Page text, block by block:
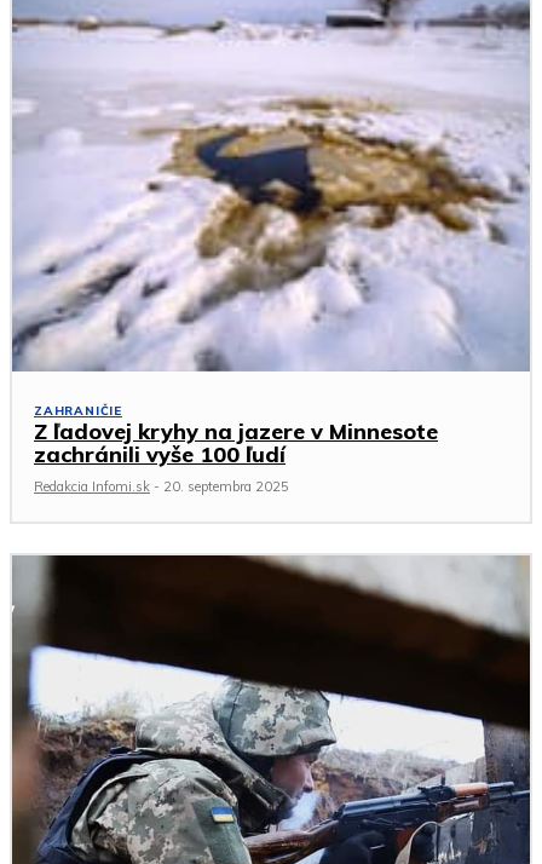
ZAHRANIČIE
Z ľadovej kryhy na jazere v Minnesote
zachránili vyše 100 ľudí
Redakcia Infomi.sk - 20. septembra 2025